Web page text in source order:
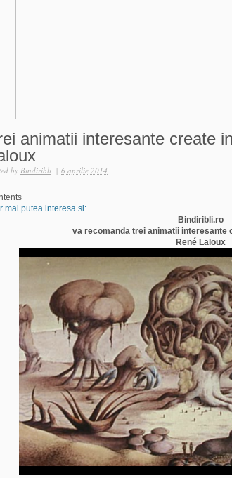
animatii interesante create
byBindiribli | 6 aprilie 2014
mai putea interesa si:
Bindiribli.ro
va recomanda trei animatii interesante
René Laloux